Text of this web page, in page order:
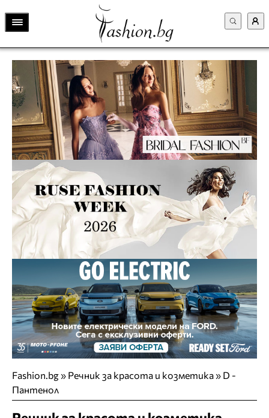
Fashion.bg» Речник за красота и козметика » D -
Пантенол